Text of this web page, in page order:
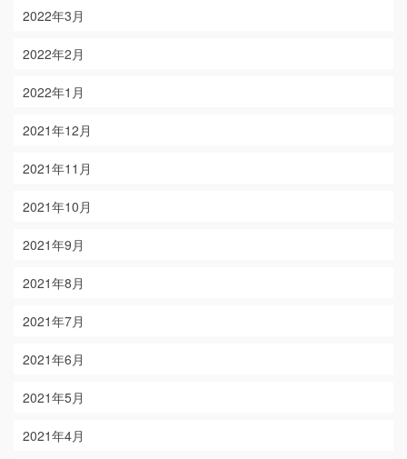
2022年3月
2022年2月
2022年1月
2021年12月
2021年11月
2021年10月
2021年9月
2021年8月
2021年7月
2021年6月
2021年5月
2021年4月